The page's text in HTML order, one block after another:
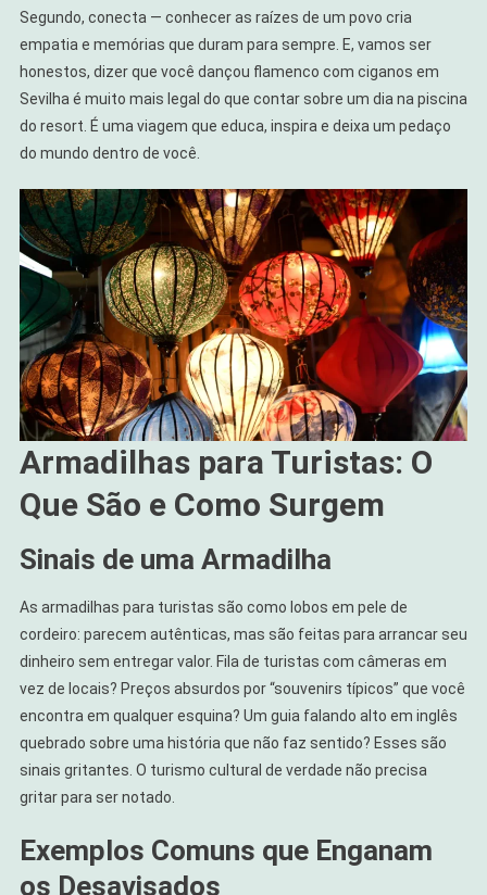
Segundo, conecta — conhecer as raízes de um povo cria
empatia e memórias que duram para sempre. E, vamos ser
honestos, dizer que você dançou flamenco com ciganos em
Sevilha é muito mais legal do que contar sobre um dia na piscina
do resort. É uma viagem que educa, inspira e deixa um pedaço
do mundo dentro de você.
Armadilhas para Turistas: O
Que São e Como Surgem
Sinais de uma Armadilha
As armadilhas para turistas são como lobos em pele de
cordeiro: parecem autênticas, mas são feitas para arrancar seu
dinheiro sem entregar valor. Fila de turistas com câmeras em
vez de locais? Preços absurdos por “souvenirs típicos” que você
encontra em qualquer esquina? Um guia falando alto em inglês
quebrado sobre uma história que não faz sentido? Esses são
sinais gritantes. O turismo cultural de verdade não precisa
gritar para ser notado.
Exemplos Comuns que Enganam
os Desavisados